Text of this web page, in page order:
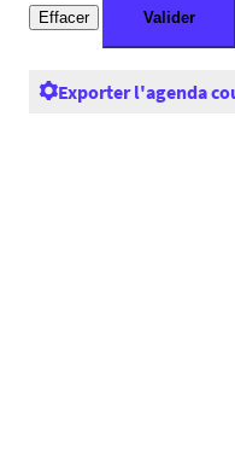
Exporter l'agenda